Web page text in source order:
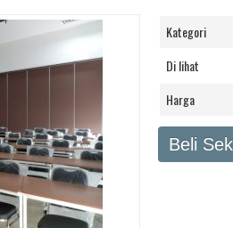
Kategori
Di lihat
Harga
Beli